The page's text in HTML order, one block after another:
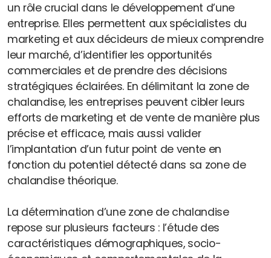
un rôle crucial dans le développement d’une
entreprise. Elles permettent aux spécialistes du
marketing et aux décideurs de mieux comprendre
leur marché, d’identifier les opportunités
commerciales et de prendre des décisions
stratégiques éclairées. En délimitant la zone de
chalandise, les entreprises peuvent cibler leurs
efforts de marketing et de vente de manière plus
précise et efficace, mais aussi valider
l’implantation d’un futur point de vente en
fonction du potentiel détecté dans sa zone de
chalandise théorique.
La détermination d’une zone de chalandise
repose sur plusieurs facteurs : l’étude des
caractéristiques démographiques, socio-